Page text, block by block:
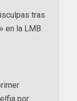
tras
en la LMB
por